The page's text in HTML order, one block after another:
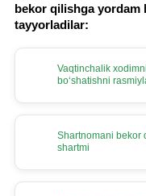
bekor qilishga yordam
tayyorladilar:
Vaqtinchalik
boʻshatishni
Shartnomani bekor
shartmi